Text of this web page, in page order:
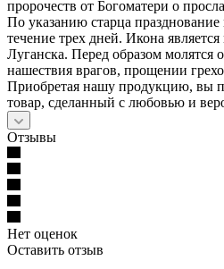
пророчеств от Богоматери о
По указанию старца
течение трех дней. Икона
Луганска. Перед образом молятся
нашествия врагов, прощении
Приобретая нашу продукцию, вы
товар, сделанный с любовью и
Отзывы
Нет оценок
Оставить отзыв